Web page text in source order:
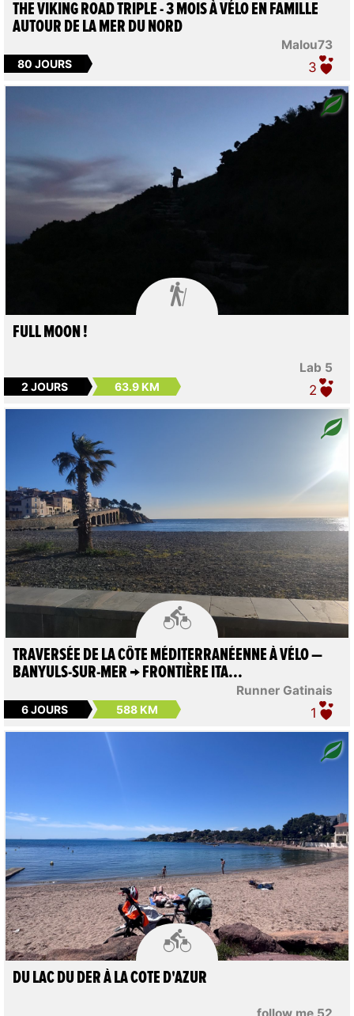
Malou73
THE VIKING ROAD TRIPLE - 3 MOIS À VÉLO EN FAMILLE
AUTOUR DE LA MER DU NORD
80 JOURS 3

Lab 5
FULL MOON !
2 JOURS 63.9 KM 2

Runner Gatinais
TRAVERSÉE DE LA CÔTE MÉDITERRANÉENNE À VÉLO —
BANYULS-SUR-MER → FRONTIÈRE ITA...
6 JOURS 588 KM 1

DU LAC DU DER À LA COTE D'AZUR